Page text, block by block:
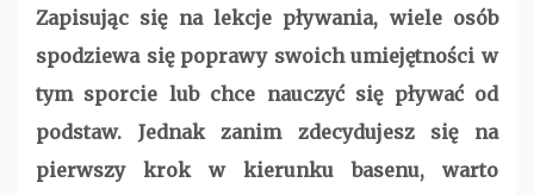
Zapisując się na lekcje pływania, wiele osób
spodziewa się poprawy swoich umiejętności w
tym sporcie lub chce nauczyć się pływać od
podstaw. Jednak zanim zdecydujesz się na
pierwszy krok w kierunku basenu, warto